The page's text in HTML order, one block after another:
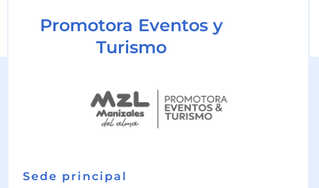
Promotora Eventos y
Turismo
Sede principal